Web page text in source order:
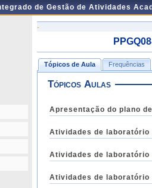
de Gestão de Atividades
-
Tópicos de Aula Frequências
Tópicos Aulas
Apresentação do plano
Atividades de laboratório
Atividades de laboratório
Atividades de laboratório